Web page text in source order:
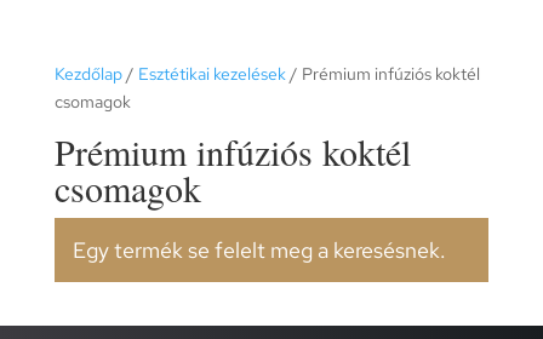
Kezdőlap/ Esztétikai kezelések/ Prémium infúziós koktél
csomagok
Prémium infúziós koktél
csomagok
Egy termék se felelt meg a keresésnek.